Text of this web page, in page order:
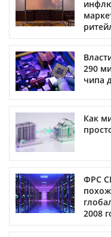
290
чипа
Как
ФРС
2008